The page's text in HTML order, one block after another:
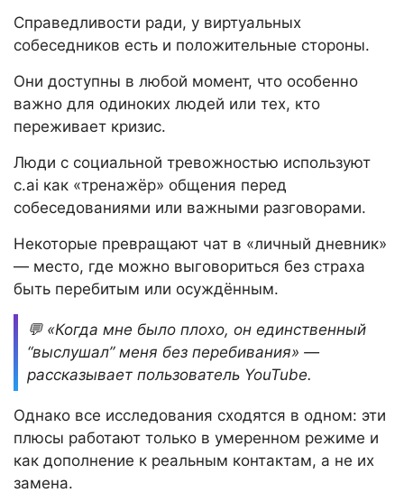
Справедливости ради, у виртуальных
собеседников есть и положительные стороны.
Они доступны в любой момент, что особенно
важно для одиноких людей или тех, кто
переживает кризис.
Люди с социальной тревожностью используют
c.ai как «тренажёр» общения перед
собеседованиями или важными разговорами.
Некоторые превращают чат в «личный дневник»
— место, где можно выговориться без страха
быть перебитым или осуждённым.
💬 «Когда мне было плохо, он единственный
“выслушал” меня без перебивания» —
рассказывает пользователь YouTube.
Однако все исследования сходятся в одном: эти
плюсы работают только в умеренном режиме и
как дополнение к реальным контактам, а не их
замена.